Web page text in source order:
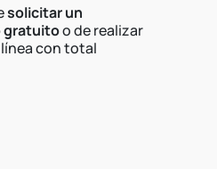
solicitar un
gratuitoo de realizar
con total